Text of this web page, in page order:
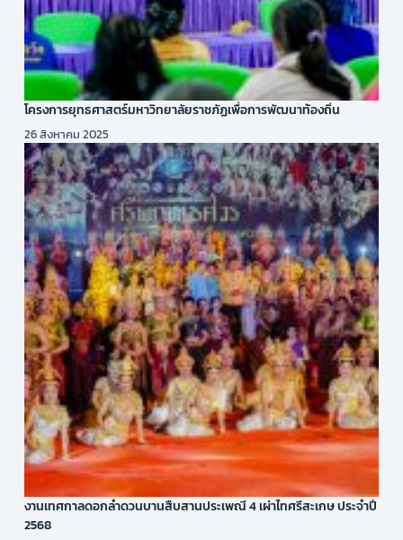
โครงการยุทธศาสตร์มหาวิทยาลัยราชภัฏเพื่อการพัฒนาท้องถิ่น
26 สิงหาคม 2025
งานเทศกาลดอกลำดวนบานสืบสานประเพณี 4 เผ่าไทศรีสะเกษ ประจำปี
2568